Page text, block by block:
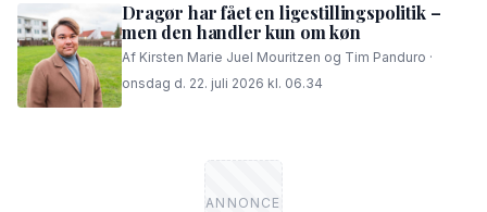
Dragør har fået en ligestillingspolitik –
men den handler kun om køn
Af Kirsten Marie Juel Mouritzen og Tim Panduro ·
onsdag d. 22. juli 2026 kl. 06.34